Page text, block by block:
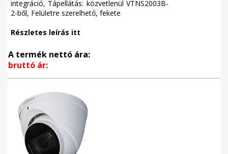
integráció, Tápellátás: közvetlenül VTNS2003B-
2-ből, Felületre szerelhető, fekete
Részletes leírás itt
A termék nettó ára:
bruttó ár: